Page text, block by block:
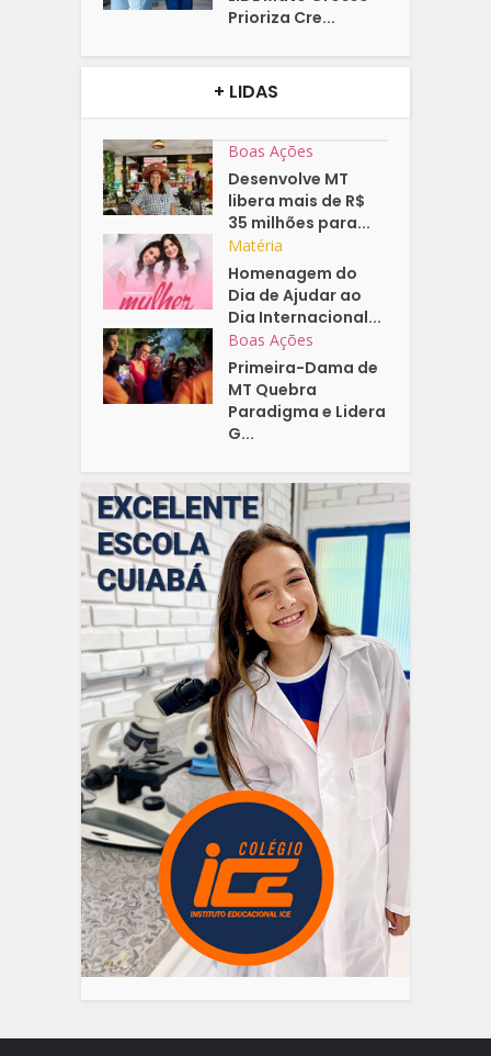
Prioriza Cre...
+ LIDAS
Boas Ações
Desenvolve MT
libera mais de R$
35 milhões para...
Matéria
Homenagem do
Dia de Ajudar ao
Dia Internacional...
Boas Ações
Primeira-Dama de
MT Quebra
Paradigma e Lidera
G...